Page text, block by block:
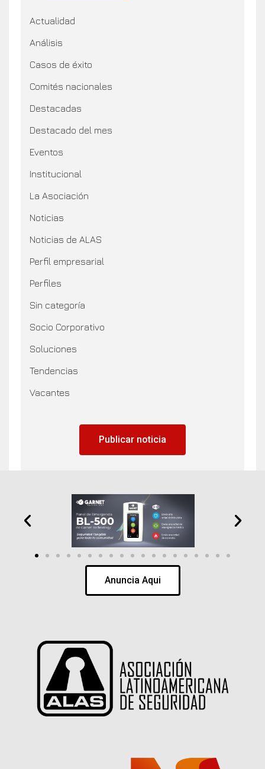
Actualidad
Análisis
Casos de éxito
Comités nacionales
Destacadas
Destacado del mes
Eventos
Institucional
La Asociación
Noticias
Noticias de ALAS
Perfil empresarial
Perfiles
Sin categoría
Socio Corporativo
Soluciones
Tendencias
Vacantes
Publicar noticia
Anuncia Aqui